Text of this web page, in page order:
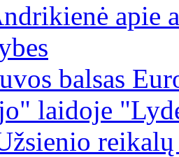
apie
balsas
laidoje